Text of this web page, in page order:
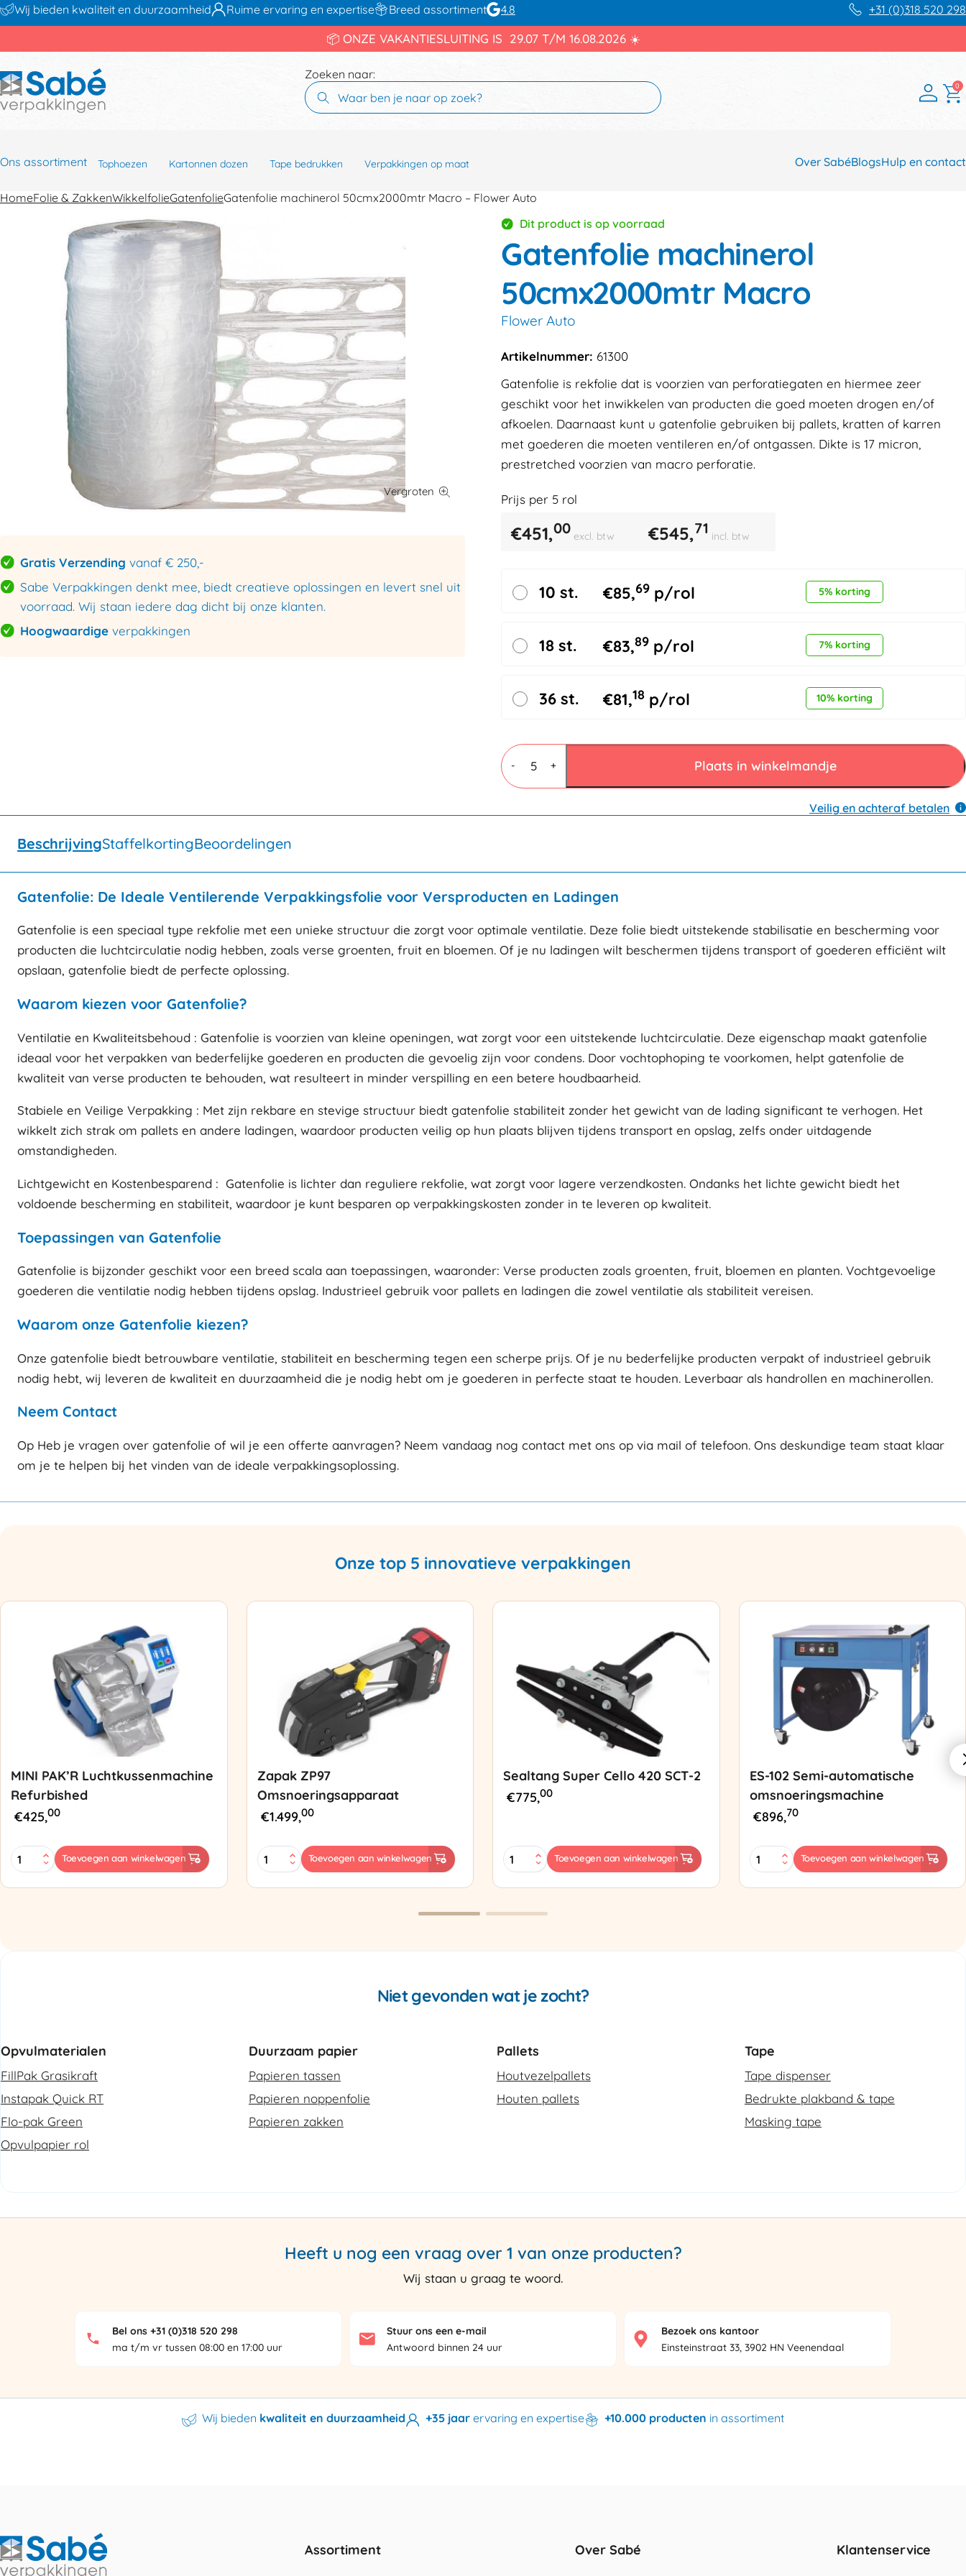
Wij bieden kwaliteit en duurzaamheid Ruime ervaring en expertise Breed assortiment 4.8 +31 (0)318 520 298
📦 ONZE VAKANTIESLUITING IS 29.07 T/M 16.08.2026 ☀️
Zoeken naar:
0
Ons assortiment Over SabéBlogsHulp en contact
Tophoezen Kartonnen dozen Tape bedrukken Verpakkingen op maat
HomeFolie & ZakkenWikkelfolieGatenfolieGatenfolie machinerol 50cmx2000mtr Macro – Flower Auto
Gratis Verzending vanaf € 250,-
Sabe Verpakkingen denkt mee, biedt creatieve oplossingen en levert snel uit
voorraad. Wij staan iedere dag dicht bij onze klanten.
Hoogwaardige verpakkingen
Dit product is op voorraad
Gatenfolie machinerol
50cmx2000mtr Macro
Flower Auto
Artikelnummer: 61300
Gatenfolie is rekfolie dat is voorzien van perforatiegaten en hiermee zeer
geschikt voor het inwikkelen van producten die goed moeten drogen en/of
afkoelen. Daarnaast kunt u gatenfolie gebruiken bij pallets, kratten of karren
met goederen die moeten ventileren en/of ontgassen. Dikte is 17 micron,
prestretched voorzien van macro perforatie.
Prijs per 5rol
€451,00 excl. btw €545,71 incl. btw
10 st. €85,69 p/rol 5% korting
18 st. €83,89 p/rol 7% korting
36 st. €81,18 p/rol 10% korting
-
Gatenfolie
machinerol
50cmx2000mtr
Macro
Flower
+ Plaats in winkelmandje
Veilig en achteraf betalen
BeschrijvingStaffelkortingBeoordelingen
Gatenfolie: De Ideale Ventilerende Verpakkingsfolie voor Versproducten en Ladingen
Gatenfolie is een speciaal type rekfolie met een unieke structuur die zorgt voor optimale ventilatie. Deze folie biedt uitstekende stabilisatie en bescherming voor
producten die luchtcirculatie nodig hebben, zoals verse groenten, fruit en bloemen. Of je nu ladingen wilt beschermen tijdens transport of goederen efficiënt wilt
opslaan, gatenfolie biedt de perfecte oplossing.
Waarom kiezen voor Gatenfolie?
Ventilatie en Kwaliteitsbehoud : Gatenfolie is voorzien van kleine openingen, wat zorgt voor een uitstekende luchtcirculatie. Deze eigenschap maakt gatenfolie
ideaal voor het verpakken van bederfelijke goederen en producten die gevoelig zijn voor condens. Door vochtophoping te voorkomen, helpt gatenfolie de
kwaliteit van verse producten te behouden, wat resulteert in minder verspilling en een betere houdbaarheid.
Stabiele en Veilige Verpakking : Met zijn rekbare en stevige structuur biedt gatenfolie stabiliteit zonder het gewicht van de lading significant te verhogen. Het
wikkelt zich strak om pallets en andere ladingen, waardoor producten veilig op hun plaats blijven tijdens transport en opslag, zelfs onder uitdagende
omstandigheden.
Lichtgewicht en Kostenbesparend : Gatenfolie is lichter dan reguliere rekfolie, wat zorgt voor lagere verzendkosten. Ondanks het lichte gewicht biedt het
voldoende bescherming en stabiliteit, waardoor je kunt besparen op verpakkingskosten zonder in te leveren op kwaliteit.
Toepassingen van Gatenfolie
Gatenfolie is bijzonder geschikt voor een breed scala aan toepassingen, waaronder: Verse producten zoals groenten, fruit, bloemen en planten. Vochtgevoelige
goederen die ventilatie nodig hebben tijdens opslag. Industrieel gebruik voor pallets en ladingen die zowel ventilatie als stabiliteit vereisen.
Waarom onze Gatenfolie kiezen?
Onze gatenfolie biedt betrouwbare ventilatie, stabiliteit en bescherming tegen een scherpe prijs. Of je nu bederfelijke producten verpakt of industrieel gebruik
nodig hebt, wij leveren de kwaliteit en duurzaamheid die je nodig hebt om je goederen in perfecte staat te houden. Leverbaar als handrollen en machinerollen.
Neem Contact
Op Heb je vragen over gatenfolie of wil je een offerte aanvragen? Neem vandaag nog contact met ons op via mail of telefoon. Ons deskundige team staat klaar
om je te helpen bij het vinden van de ideale verpakkingsoplossing.
Onze top 5 innovatieve verpakkingen
MINI PAK’R Luchtkussenmachine
Refurbished
€425,00
MINI
PAK'R
Toevoegen aan winkelwagen
Zapak ZP97
Omsnoeringsapparaat
€1.499,00
Zapak
ZP97
Toevoegen aan winkelwagen
Sealtang Super Cello 420 SCT-2
€775,00
Sealtang
Super
Toevoegen aan winkelwagen
ES-102 Semi-automatische
omsnoeringsmachine
€896,70
ES-
102
Toevoegen aan winkelwagen
Niet gevonden wat je zocht?
Opvulmaterialen
FillPak Grasikraft
Instapak Quick RT
Flo-pak Green
Opvulpapier rol
Duurzaam papier
Papieren tassen
Papieren noppenfolie
Papieren zakken
Pallets
Houtvezelpallets
Houten pallets
Tape
Tape dispenser
Bedrukte plakband & tape
Masking tape
Heeft u nog een vraag over 1 van onze producten?
Wij staan u graag te woord.
Bel ons +31 (0)318 520 298
ma t/m vr tussen 08:00 en 17:00 uur
Stuur ons een e-mail
Antwoord binnen 24 uur
Bezoek ons kantoor
Einsteinstraat 33, 3902 HN Veenendaal
Wij bieden kwaliteit en duurzaamheid +35 jaar ervaring en expertise +10.000 producten in assortiment
Assortiment Over Sabé Klantenservice